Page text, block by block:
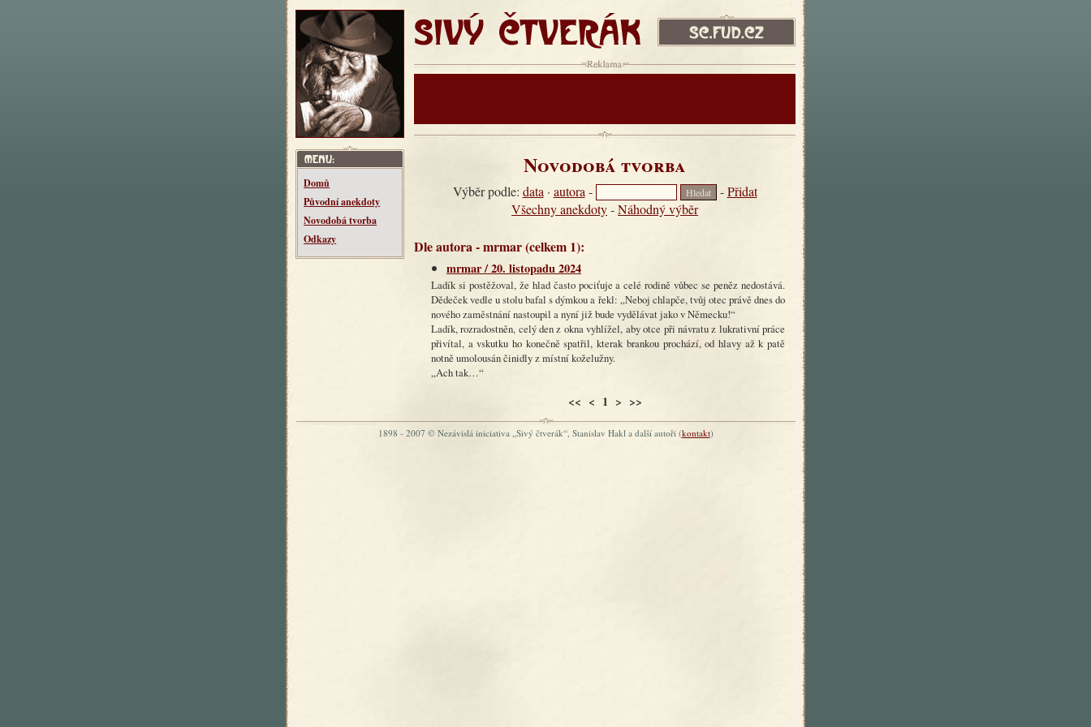
SIVÝ ČTVERÁK sc.fud.cz
Reklama:
Domů
Původní anekdoty
Novodobá tvorba
Odkazy
Novodobá tvorba
Výběr podle: data · autora - -Přidat
Všechny anekdoty-Náhodný výběr
Dle autora - mrmar (celkem 1):
mrmar / 20. listopadu 2024
Ladík si postěžoval, že hlad často pociťuje a celé rodině vůbec se peněz nedostává.
Dědeček vedle u stolu bafal s dýmkou a řekl: „Neboj chlapče, tvůj otec právě dnes do
nového zaměstnání nastoupil a nyní již bude vydělávat jako v Německu!“
Ladík, rozradostněn, celý den z okna vyhlížel, aby otce při návratu z lukrativní práce
přivítal, a vskutku ho konečně spatřil, kterak brankou prochází, od hlavy až k patě
notně umolousán činidly z místní koželužny.
„Ach tak…“
<< < 1 > >>
1898 - 2007 © Nezávislá iniciativa „Sivý čtverák“, Stanislav Hakl a další autoři (kontakt)